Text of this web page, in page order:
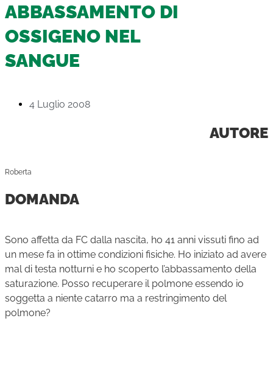
ABBASSAMENTO DI
OSSIGENO NEL
SANGUE
4 Luglio 2008
AUTORE
Roberta
DOMANDA
Sono affetta da FC dalla nascita, ho 41 anni vissuti fino ad
un mese fa in ottime condizioni fisiche. Ho iniziato ad avere
mal di testa notturni e ho scoperto l’abbassamento della
saturazione. Posso recuperare il polmone essendo io
soggetta a niente catarro ma a restringimento del
polmone?